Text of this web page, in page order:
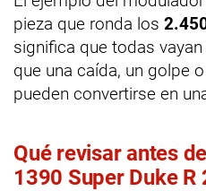
pieza que ronda los
significa que todas
que una caída, un golpe
pueden convertirse en
Qué revisar antes
1390 Super Duke R